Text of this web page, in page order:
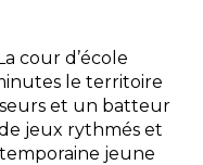
cour d’école
le territoire
et un batteur
jeux rythmés et
jeune